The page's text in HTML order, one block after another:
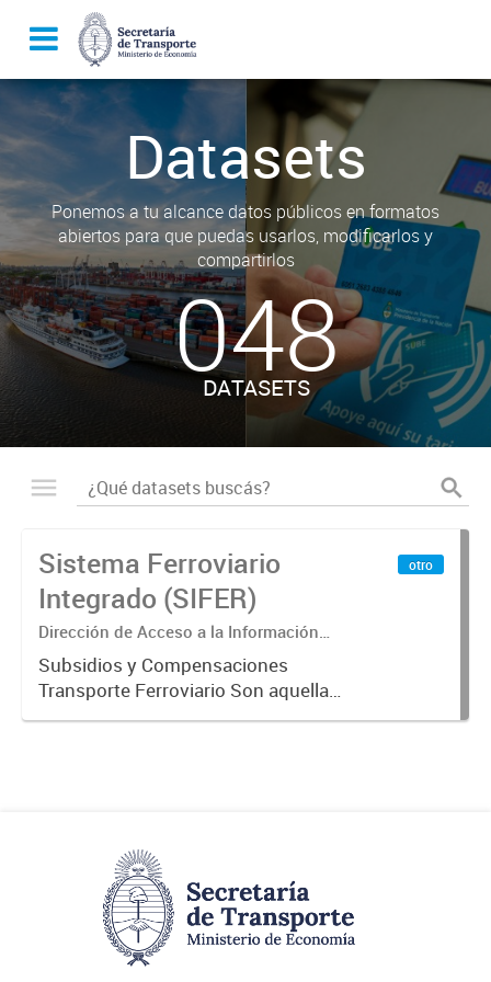
Datasets
Ponemos a tu alcance datos públicos en formatos
abiertos para que puedas usarlos, modificarlos y
compartirlos
048
DATASETS
Sistema Ferroviario
Integrado (SIFER)
Dirección de Acceso a la Información
Pública y Transparencia
Subsidios y Compensaciones
Transporte Ferroviario Son aquellas
transferencias realizadas por la
otro